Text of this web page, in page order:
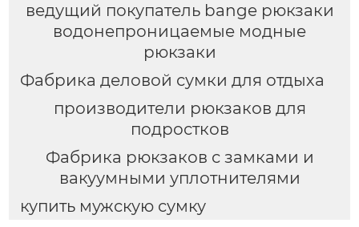
ведущий покупатель bange рюкзаки
водонепроницаемые модные
рюкзаки
Фабрика деловой сумки для отдыха
производители рюкзаков для
подростков
Фабрика рюкзаков с замками и
вакуумными уплотнителями
купить мужскую сумку